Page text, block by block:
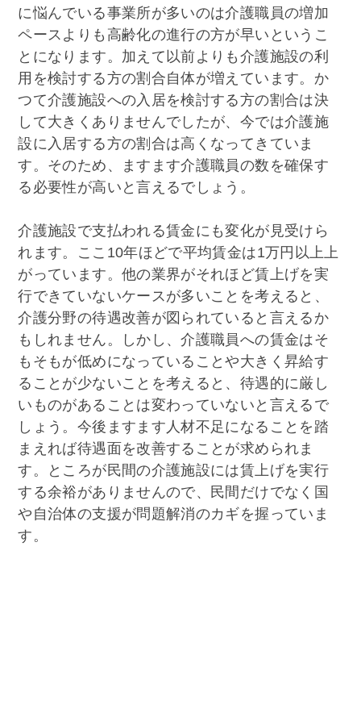
に悩んでいる事業所が多いのは介護職員の増加
ペースよりも高齢化の進行の方が早いというこ
とになります。加えて以前よりも介護施設の利
用を検討する方の割合自体が増えています。か
つて介護施設への入居を検討する方の割合は決
して大きくありませんでしたが、今では介護施
設に入居する方の割合は高くなってきていま
す。そのため、ますます介護職員の数を確保す
る必要性が高いと言えるでしょう。
介護施設で支払われる賃金にも変化が見受けら
れます。ここ10年ほどで平均賃金は1万円以上上
がっています。他の業界がそれほど賃上げを実
行できていないケースが多いことを考えると、
介護分野の待遇改善が図られていると言えるか
もしれません。しかし、介護職員への賃金はそ
もそもが低めになっていることや大きく昇給す
ることが少ないことを考えると、待遇的に厳し
いものがあることは変わっていないと言えるで
しょう。今後ますます人材不足になることを踏
まえれば待遇面を改善することが求められま
す。ところが民間の介護施設には賃上げを実行
する余裕がありませんので、民間だけでなく国
や自治体の支援が問題解消のカギを握っていま
す。